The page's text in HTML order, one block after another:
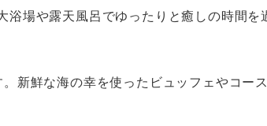
場や露天風呂でゆったりと癒しの時間を
新鮮な海の幸を使ったビュッフェやコー